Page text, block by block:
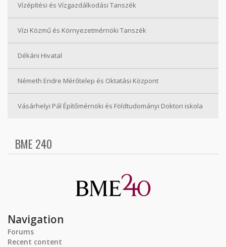
Vízépítési és Vízgazdálkodási Tanszék
Vízi Közmű és Környezetmérnöki Tanszék
Dékáni Hivatal
Németh Endre Mérőtelep és Oktatási Központ
Vásárhelyi Pál Építőmérnöki és Földtudományi Doktori iskola
BME 240
Navigation
Forums
Recent content